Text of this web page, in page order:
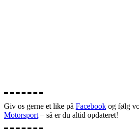
Giv os gerne et like på Facebook og følg
Motorsport – så er du altid opdateret!